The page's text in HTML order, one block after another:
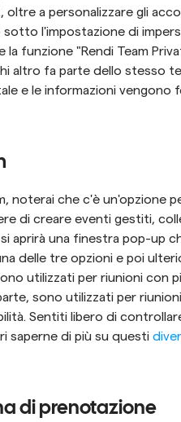
oltre a personalizzare gli
sotto l'impostazione di
la funzione "Rendi Team
altro fa parte dello stesso
e le informazioni vengono
noterai che c'è un'opzione
di creare eventi gestiti,
aprirà una finestra pop-up
delle tre opzioni e poi
utilizzati per riunioni con
sono utilizzati per
saperne di più su questi
di prenotazione